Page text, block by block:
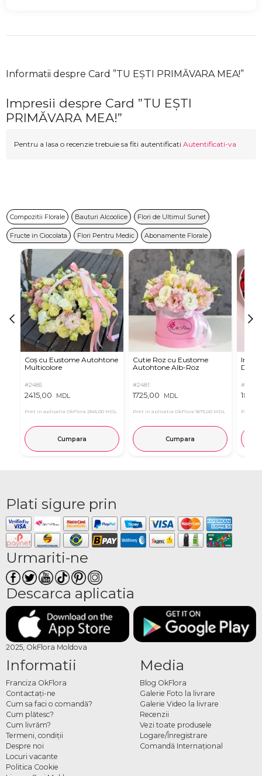
Informatii despre Card ”TU EȘTI PRIMĂVARA MEA!”
Impresii despre Card ”TU EȘTI
PRIMĂVARA MEA!”
Pentru a lasa o recenzie trebuie sa fiti autentificati Autentificati-va
Compozitii Florale Bauturi Alcoolice Flori de Ultimul Sunet
Fructe in Ciocolata Flori Pentru Medic Abonamente Florale
Coș cu Eustome Autohtone
Multicolore
#2485
2415,00 MDL
Pret in aplicatia OkFlora 2345,00 MDL
Cumpara
Cutie Roz cu Eustome
Autohtone Alb-Roz
#2481
1725,00 MDL
Pret in aplicatia OkFlora 1675,00 MDL
Cumpara
Inima
#2321
Pret in
Plati sigure prin
Urmariti-ne
Descarca aplicatia
2025, OkFlora Moldova
Informatii
Franciza OkFlora
Contactaţi-ne
Cum sa faci o comandă?
Cum plătesc?
Cum livrăm?
Termeni, condiţii
Despre noi
Locuri vacante
Politica Cookie
Media
Blog OkFlora
Galerie Foto la livrare
Galerie Video la livrare
Recenzii
Vezi toate produsele
Logare/Înregistrare
Comandă Internațional